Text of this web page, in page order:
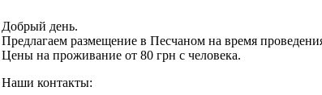
Добрый день.
Предлагаем размещение в Песчаном на время
Цены на проживание от 80 грн с человека.
Наши контакты: